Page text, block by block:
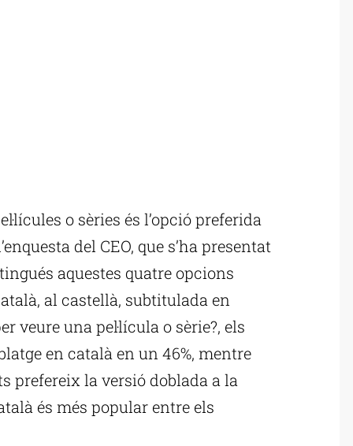
o sèries és l’opció preferida
del CEO, que s’ha presentat
aquestes quatre opcions
al castellà, subtitulada en
veure una pel·lícula o sèrie?, els
en català en un 46%, mentre
prefereix la versió doblada a la
és més popular entre els